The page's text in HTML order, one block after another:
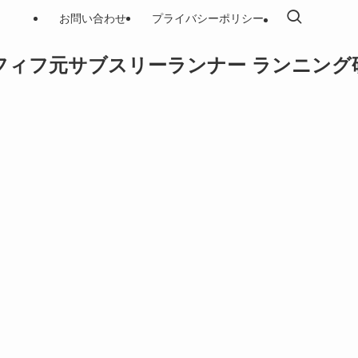
ィフ元サブスリーランナー ランニング
お問い合わせ プライバシーポリシー